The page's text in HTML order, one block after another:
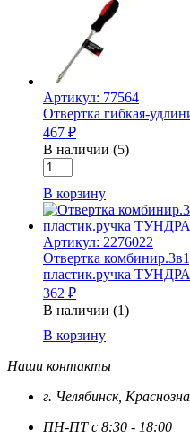
Артикул: 77564
Отвертка гибкая-
467 ₽
В наличии (5)
Количество
товара
Отвертка
гибкая-
удлинитель
275мм
1/4
В корзину
Артикул: 2276022
Отвертка
пластик.ручка ТУНДРА
362 ₽
В наличии (1)
Количество
Отвертка
РН2-
110,
В корзину
Наши контакты
г. Челябинск,
ПН-ПТ с 8:30 - 18:00